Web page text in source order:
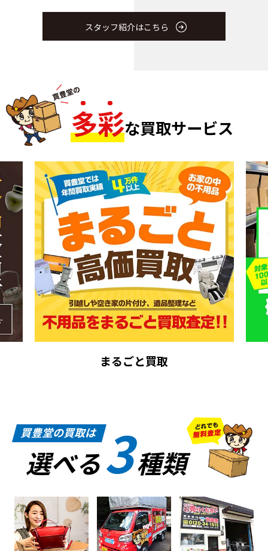
スタッフ紹介はこちら
多彩な買取サービス
まるごと買取
買豊堂の買取は
選べる3種類